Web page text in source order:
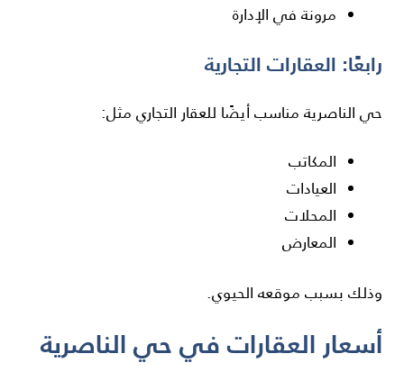
مرونة في الإدارة
رابعًا: العقارات التجارية
حي الناصرية مناسب أيضًا للعقار التجاري مثل:
المكاتب
العيادات
المحلات
المعارض
وذلك بسبب موقعه الحيوي.
أسعار العقارات في حي الناصرية